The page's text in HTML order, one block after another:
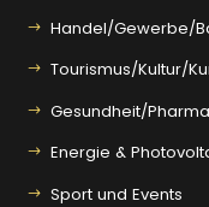
Handel/Gewerbe/
Tourismus/Kultur/
Gesundheit/Pharma
Energie &
Sport und Events